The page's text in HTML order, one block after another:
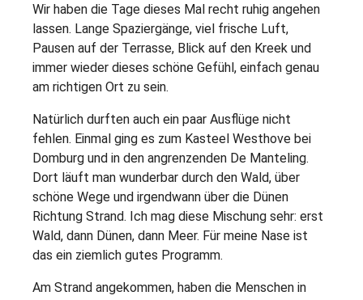
Wir haben die Tage dieses Mal recht ruhig angehen
lassen. Lange Spaziergänge, viel frische Luft,
Pausen auf der Terrasse, Blick auf den Kreek und
immer wieder dieses schöne Gefühl, einfach genau
am richtigen Ort zu sein.
Natürlich durften auch ein paar Ausflüge nicht
fehlen. Einmal ging es zum Kasteel Westhove bei
Domburg und in den angrenzenden De Manteling.
Dort läuft man wunderbar durch den Wald, über
schöne Wege und irgendwann über die Dünen
Richtung Strand. Ich mag diese Mischung sehr: erst
Wald, dann Dünen, dann Meer. Für meine Nase ist
das ein ziemlich gutes Programm.
Am Strand angekommen, haben die Menschen in